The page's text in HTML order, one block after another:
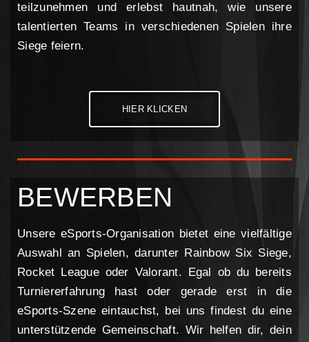
teilzunehmen und erlebst hautnah, wie unsere
talentierten Teams in verschiedenen Spielen ihre
Siege feiern.
HIER KLICKEN
BEWERBEN
Unsere eSports-Organisation bietet eine vielfältige
Auswahl an Spielen, darunter Rainbow Six Siege,
Rocket League oder Valorant. Egal ob du bereits
Turniererfahrung hast oder gerade erst in die
eSports-Szene eintauchst, bei uns findest du eine
unterstützende Gemeinschaft. Wir helfen dir, dein